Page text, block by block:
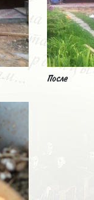
После